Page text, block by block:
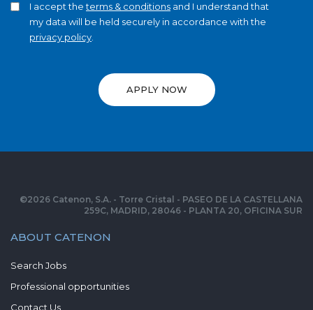
I accept theterms & conditions and I understand that
my data will be held securely in accordance with the
privacy policy
APPLY NOW
ABOUT CATENON
Search Jobs
Professional opportunities
Contact Us
©2026 Catenon, S.A. - Torre Cristal - PASEO DE LA CASTELLANA
259C, MADRID, 28046 - PLANTA 20, OFICINA SUR